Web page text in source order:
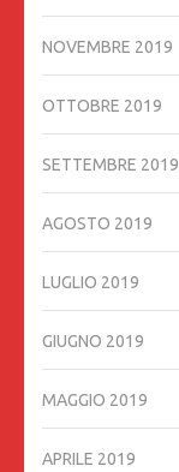
NOVEMBRE 2019
OTTOBRE 2019
SETTEMBRE 2019
AGOSTO 2019
LUGLIO 2019
GIUGNO 2019
MAGGIO 2019
APRILE 2019